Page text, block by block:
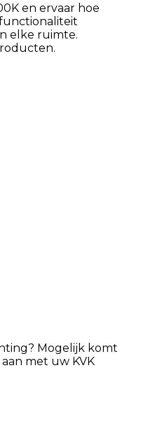
en ervaar hoe
elke ruimte.
Mogelijk komt
aan met uw KVK